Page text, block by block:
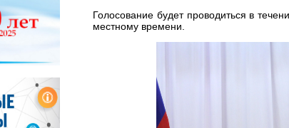
Голосование будет проводиться в
местному времени.